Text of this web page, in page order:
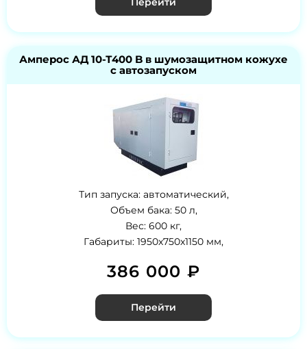
Амперос АД 10-Т400 B в шумозащитном кожухе
с автозапуском
Тип запуска: автоматический,
Объем бака: 50 л,
Вес: 600 кг,
Габариты: 1950x750x1150 мм,
386 000 ₽
Перейти